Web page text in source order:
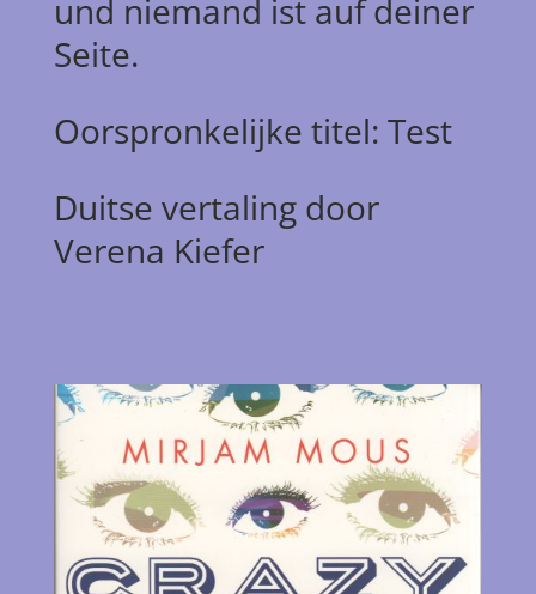
und niemand ist auf deiner
Seite.
Oorspronkelijke titel: Test
Duitse vertaling door
Verena Kiefer